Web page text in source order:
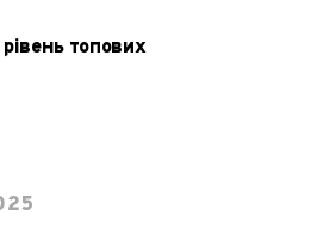
топових